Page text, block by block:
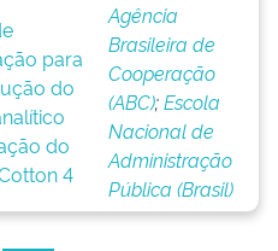
para
do
do
4
Agência
Brasileira de
Cooperação
(ABC);Escola
Nacional de
Administração
Pública (Brasil)